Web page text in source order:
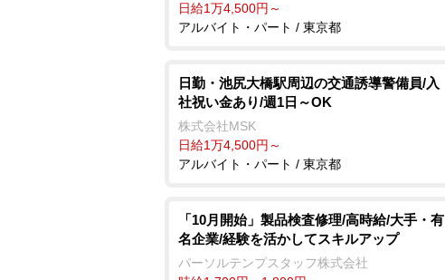
日給1万4,500円～
アルバイト・パート / 東京都
日勤・池尻大橋駅周辺の交通誘導警備員/入
社祝い金あり/週1日～OK
株式会社MSK
日給1万4,500円～
アルバイト・パート / 東京都
「10月開始」製品検査修理/高時給/大手・有
名企業/経験を活かしてスキルアップ
パーソルテンプスタッフ株式会社